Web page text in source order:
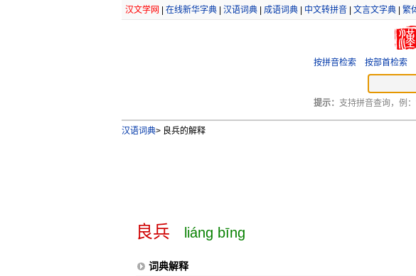
汉文学网 在线新华字典| 汉语词典| 成语词典| 中文转拼音| 文言文字典| 繁
按拼音检索 按部首检索
提示： 支持拼音查询，例：
汉语词典>良兵的解释
良兵 liáng bīng
词典解释